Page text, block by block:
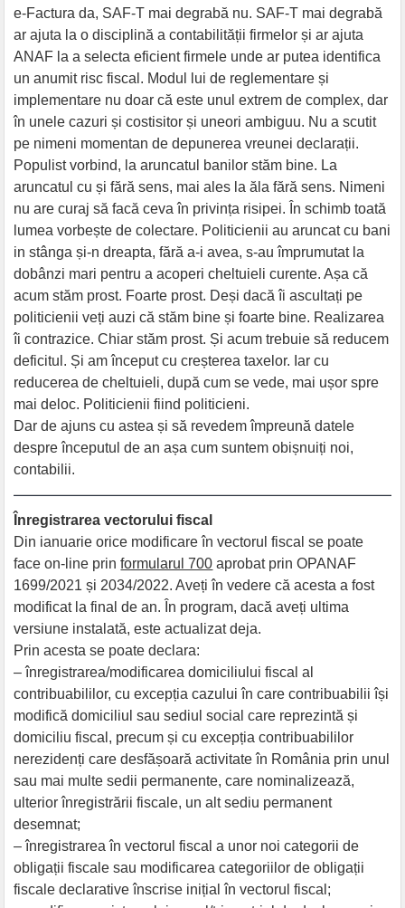
e-Factura da, SAF-T mai degrabă nu. SAF-T mai degrabă
ar ajuta la o disciplină a contabilității firmelor și ar ajuta
ANAF la a selecta eficient firmele unde ar putea identifica
un anumit risc fiscal. Modul lui de reglementare și
implementare nu doar că este unul extrem de complex, dar
în unele cazuri și costisitor și uneori ambiguu. Nu a scutit
pe nimeni momentan de depunerea vreunei declarații.
Populist vorbind, la aruncatul banilor stăm bine. La
aruncatul cu și fără sens, mai ales la ăla fără sens. Nimeni
nu are curaj să facă ceva în privința risipei. În schimb toată
lumea vorbește de colectare. Politicienii au aruncat cu bani
in stânga și-n dreapta, fără a-i avea, s-au împrumutat la
dobânzi mari pentru a acoperi cheltuieli curente. Așa că
acum stăm prost. Foarte prost. Deși dacă îi ascultați pe
politicienii veți auzi că stăm bine și foarte bine. Realizarea
îi contrazice. Chiar stăm prost. Și acum trebuie să reducem
deficitul. Și am început cu creșterea taxelor. Iar cu
reducerea de cheltuieli, după cum se vede, mai ușor spre
mai deloc. Politicienii fiind politicieni.
Dar de ajuns cu astea și să revedem împreună datele
despre începutul de an așa cum suntem obișnuiți noi,
contabilii.
Înregistrarea vectorului fiscal
Din ianuarie orice modificare în vectorul fiscal se poate
face on-line prinformularul 700 aprobat prin OPANAF
1699/2021 și 2034/2022. Aveți în vedere că acesta a fost
modificat la final de an. În program, dacă aveți ultima
versiune instalată, este actualizat deja.
Prin acesta se poate declara:
– înregistrarea/modificarea domiciliului fiscal al
contribuabililor, cu excepția cazului în care contribuabilii își
modifică domiciliul sau sediul social care reprezintă și
domiciliu fiscal, precum și cu excepția contribuabililor
nerezidenți care desfășoară activitate în România prin unul
sau mai multe sedii permanente, care nominalizează,
ulterior înregistrării fiscale, un alt sediu permanent
desemnat;
– înregistrarea în vectorul fiscal a unor noi categorii de
obligații fiscale sau modificarea categoriilor de obligații
fiscale declarative înscrise inițial în vectorul fiscal;